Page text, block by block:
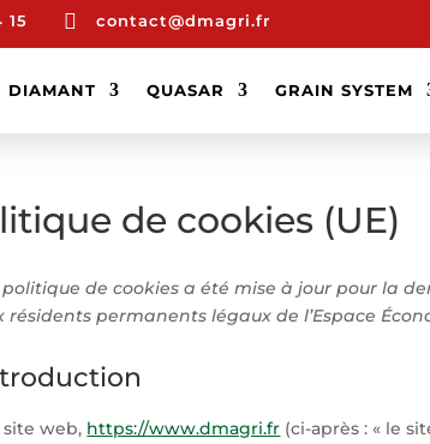
15  contact@dmagri.fr
DIAMANT QUASAR GRAIN SYSTEM
de cookies (UE)
de cookies a été mise à jour pour la
résidents permanents légaux de l’Espace
web, https://www.dmagri.fr (ci-après : « le